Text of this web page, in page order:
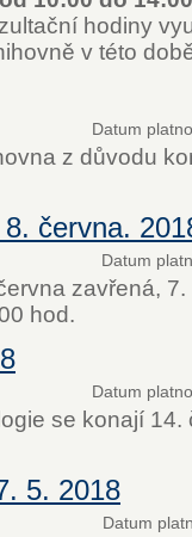
hodiny
v této
Datum
z důvodu
června.
Datum
zavřená, 7.
hod.
Datum
se konají 14.
5. 2018
Datum